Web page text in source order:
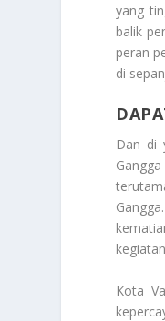
yang
balik
peran
di
Dan di
Kota